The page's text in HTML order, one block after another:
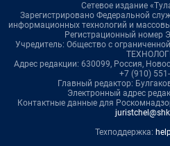
Сетевое издание
Зарегистрировано Федеральной
информационных технологий и
Регистрационный
Учредитель: Общество с
Адрес редакции: 630099, Россия,
+7 (910)
Главный редактор:
Электронный адрес
Контактные данные для
Техподдержка: